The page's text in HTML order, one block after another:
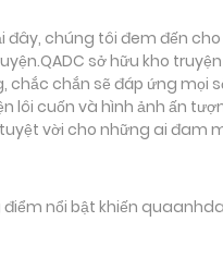
chúng tôi đem đến
sở hữu kho
chắc chắn sẽ đáp ứng mọi
lôi cuốn và hình ảnh ấn
vời cho những ai đam
điểm nổi bật khiến